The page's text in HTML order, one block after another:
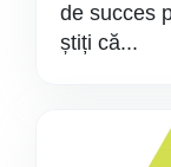
de succes
știți că...